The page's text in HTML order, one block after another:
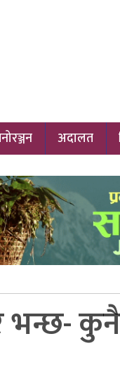
अदालत
भन्छ-